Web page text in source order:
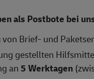
als Postbote bei
von Brief- und
gestellten
an5 Werktagen